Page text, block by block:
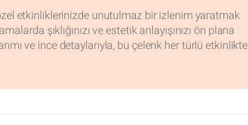
etkinliklerinizde unutulmaz bir izlenim yaratmak
şıklığınızı ve estetik anlayışınızı ön plana
ve ince detaylarıyla, bu çelenk her türlü etkinlikte